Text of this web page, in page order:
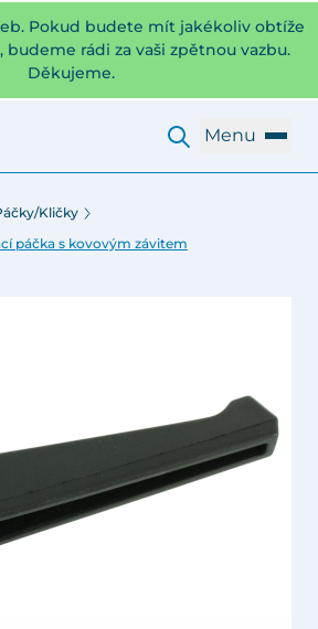
Pokud budete mít jakékoliv obtíže
rádi za vaši zpětnou vazbu.
Děkujeme.
Menu
Kličky
páčka s kovovým závitem